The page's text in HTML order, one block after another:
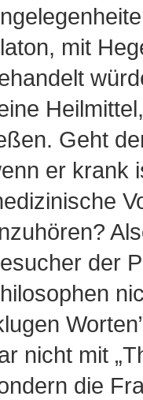
mit
Geht
er krank
der
nicht mit
die